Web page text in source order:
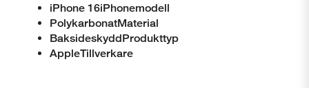
iPhone 16iPhonemodell
PolykarbonatMaterial
BaksideskyddProdukttyp
AppleTillverkare